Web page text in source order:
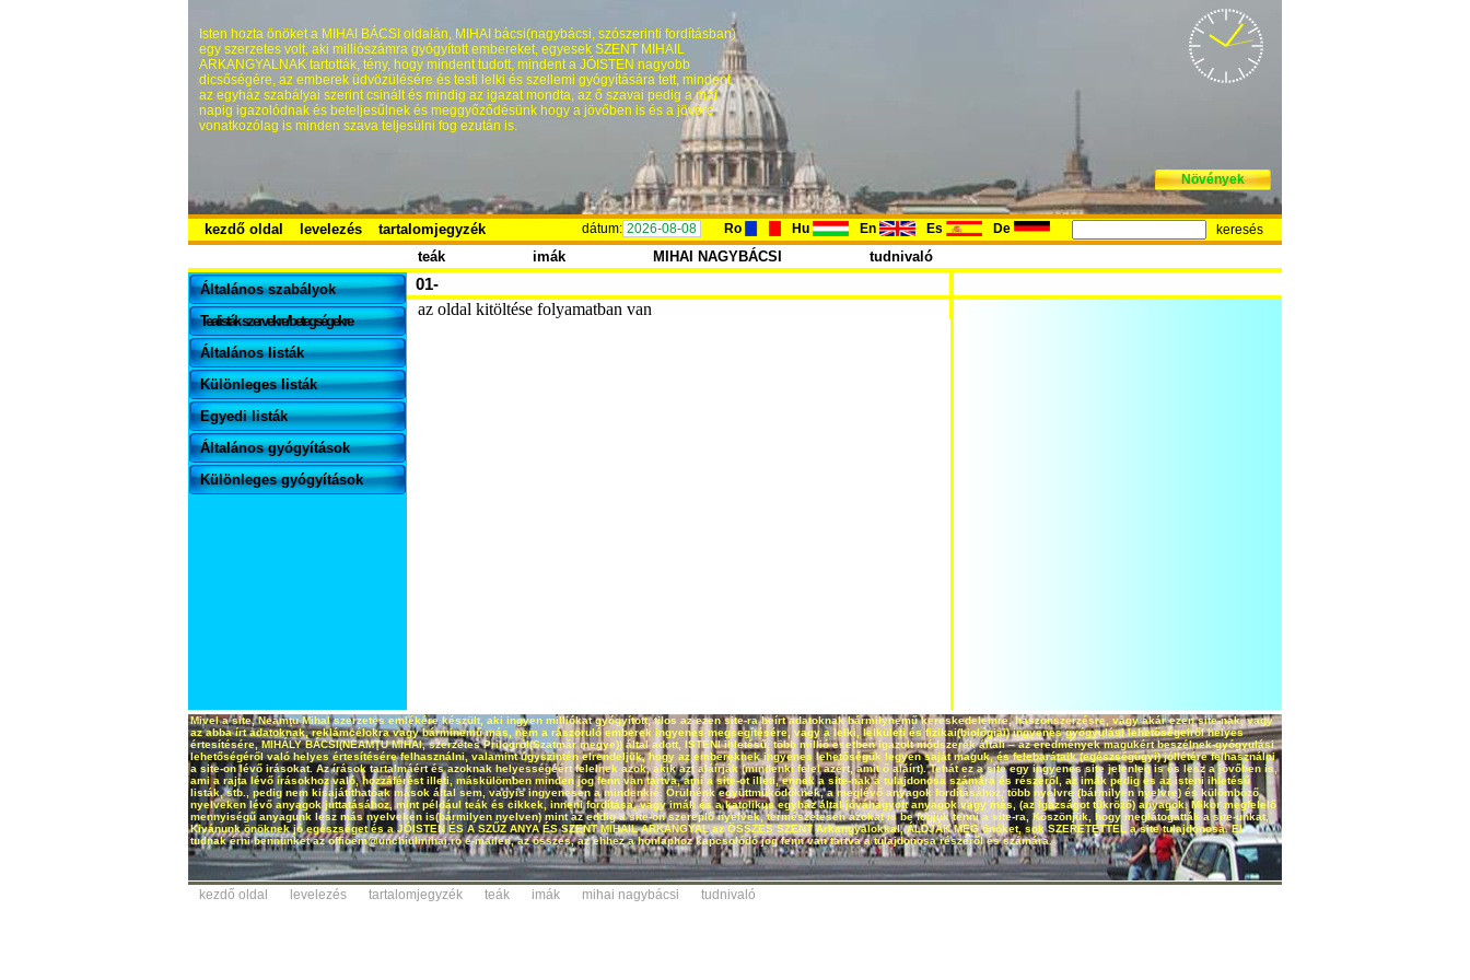
Növények
Isten hozta önöket a MIHAI BÁCSI oldalán, MIHAI bácsi(nagybácsi, szószerinti fordításban)
egy szerzetes volt, aki milliószámra gyógyított embereket, egyesek SZENT MIHAIL
ARKANGYALNAK tartották, tény, hogy mindent tudott, mindent a JÓISTEN nagyobb
dicsőségére, az emberek üdvözülésére és testi lelki és szellemi gyógyítására tett, mindent
az egyház szabályai szerint csinált és mindig az igazat mondta, az ő szavai pedig a mai
napig igazolódnak és beteljesűlnek és meggyőződésünk hogy a jövőben is és a jövőre
vonatkozólag is minden szava teljesülni fog ezután is.
kezdő oldal levelezés tartalomjegyzék dátum: 2026-08-08 Ro Hu En Es De
teák imák MIHAI NAGYBÁCSI
tudnivaló
Általános szabályok
Tealisták szervekre/betegségekre
Általános listák
Különleges listák
Egyedi listák
Általános gyógyítások
Különleges gyógyítások
01-
az oldal kitöltése folyamatban van
Mivel a site, Neamţu Mihal szerzetes emlékére készült, aki ingyen milliókat gyógyított, tilos az ezen site-ra beírt adatoknak bármilynemű kereskedelemre, haszonszerzésre, vagy akár ezen site-nak, vagy
az abba írt adatoknak, reklámcélokra vagy bárminemű más, nem a rászoruló emberek ingyenes megsegítésére, vagy a lelki, lelkületi és fizikai(biológiai) ingyenes gyógyulási lehetőségeiről helyes
értesítésére, MIHÁLY BÁCSI(NEAMŢU MIHAI, szerzetes Prilogról(Szatmár megye)) által adott, ISTENI ihletésű, több millió esetben igazolt módszerek általi – az eredmények magukért beszélnek-gyógyulási
lehetőségéről való helyes értesítésére felhasználni, valamint úgyszintén elrendeljük, hogy az embereknek ingyenes lehetőségük legyen saját maguk, és felebarátaik (egészségügyi) jóllétére felhasználni
a site-on lévő irásokat. Az írások tartalmáért és azoknak helyességéért felelnek azok, akik azt aláírják (mindenki felel azért, amit ő aláírt). Tehát ez a site egy ingyenes site jelenleg is és lesz a jövőben is,
ami a rajta lévő írásokhoz való, hozzáférést illeti, máskülömben minden jog fenn van tartva, ami a site-ot illeti, ennek a site-nak a tulajdonosa számára és részéről, az imák pedig és az isteni ihletésű
listák, stb., pedig nem kisajátíthatóak mások által sem, vagyis ingyenesen a mindenkié. Örülnénk együttmüködőknek, a meglévő anyagok fordításához, több nyelvre (bármilyen nyelvre) és külömböző
nyelveken lévő anyagok juttatásához, mint például teák és cikkek, inneni fordítása, vagy imák és a katolikus egyház által jóváhagyott anyagok vagy más, (az igazságot tükröző) anyagok. Mikor megfelelő
mennyiségű anyagunk lesz más nyelveken is(bármilyen nyelven) mint az eddig a site-on szereplő nyelvek, természetesen azokat is be fogjuk tenni a site-ra, Köszönjük, hogy meglátogatták a site-unkat,
Kivánunk önöknek jó egészséget és a JÓISTEN ÉS A SZŰZ ANYA ÉS SZENT MIHAIL ARKANGYAL az ÖSSZES SZENT Arkangyalokkal, ÁLDJÁK MEG önöket, sok SZERETETTEL a site tulajdonosa. El
tudnak érni bennünket az officem@unchiulmihai.ro e-mailen, az összes, az ehhez a honlaphoz kapcsolódó jog fenn van tartva a tulajdonosa részéről és számára.
kezdő oldal levelezés tartalomjegyzék teák imák mihai nagybácsi tudnivaló